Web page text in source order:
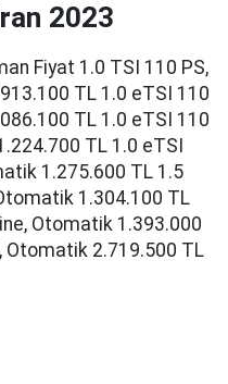
2023
Fiyat 1.0 TSI 110 PS,
TL 1.0 eTSI 110
TL 1.0 eTSI 110
TL 1.0 eTSI
1.275.600 TL 1.5
1.304.100 TL
Otomatik 1.393.000
Otomatik 2.719.500 TL